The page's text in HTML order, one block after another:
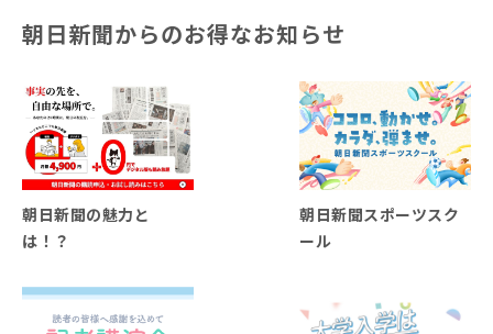
朝日新聞からのお得なお知らせ
朝日新聞の魅力と
は！？
朝日新聞スポーツスク
ール